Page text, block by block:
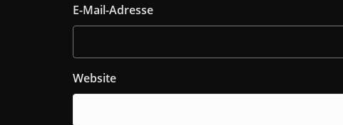
E-Mail-Adresse
Website